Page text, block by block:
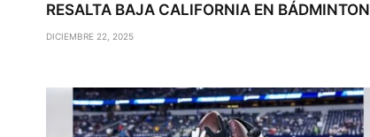
RESALTA BAJA CALIFORNIA EN BÁDMINTON
DICIEMBRE 22, 2025